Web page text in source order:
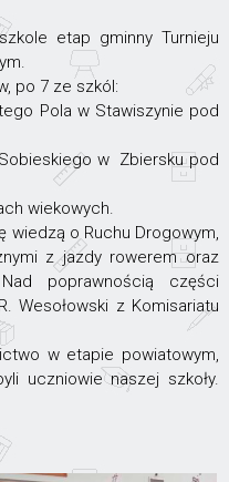
etap gminny Turnieju
po 7 ze szkól:
Pola w Stawiszynie pod
w Zbiersku pod
wiekowych.
wiedzą o Ruchu Drogowym,
z jazdy rowerem oraz
poprawnością części
Wesołowski z Komisariatu
w etapie powiatowym,
uczniowie naszej szkoły.